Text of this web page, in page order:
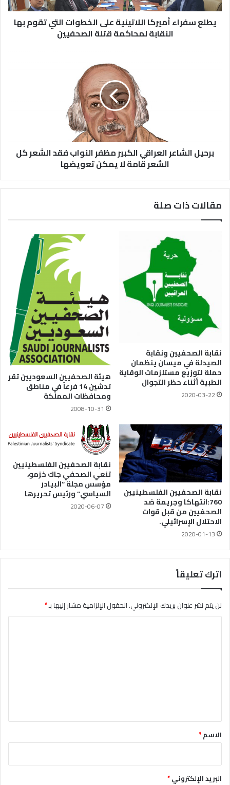
يطلع سفراء أميركا اللاتينية على الخطوات التي تقوم بها
النقابة لمحاكمة قتلة الصحفيين
برحيل الشاعر العراقي الكبير مظفر النواب فقد الشعر كل
الشعر قامة لا يمكن تعويضها
مقالات ذات صلة
نقابة الصحفيين ونقابة
الصيدلة في ميسان ينظمان
حملة لتوزيع مستلزمات الوقاية
الطبية أثناء حظر التجوال
2020-03-22
هيئة الصحفيين السعوديين تقر
تدشين 14 فرعاً في مناطق
ومحافظات المملكة
2008-10-31
نقابة الصحفيين الفلسطينيين
760:انتهاكا وجريمة ضد
الصحفيين من قبل قوات
الاحتلال الإسرائيلي.
2020-01-13
نقابة الصحفيين الفلسطينيين
تنعي الصحفي جاك خزمو،
مؤسس مجلة “البيادر
السياسي” ورئيس تحريرها
2020-06-07
اترك تعليقاً
لن يتم نشر عنوان بريدك الإلكتروني.الحقول الإلزامية مشار إليها بـ*
*الاسم*
البريد الإلكتروني*